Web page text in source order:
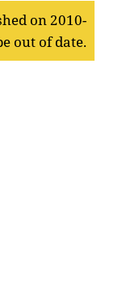
on 2010-
out of date.